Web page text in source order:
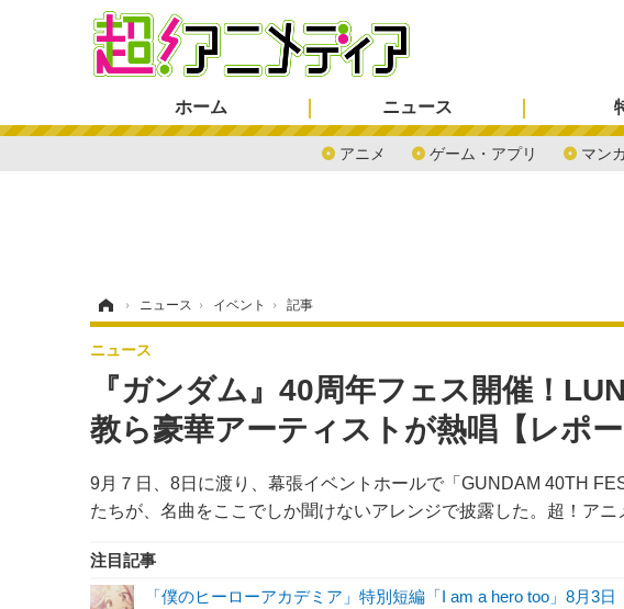
ホーム ニュース
アニメ ゲーム・アプリ マン
› ニュース › イベント › 記事
『ガンダム』40周年フェス開催！
教ら豪華アーティストが熱唱【レポー
9月７日、8日に渡り、幕張イベントホールで「GUNDAM 40TH
たちが、名曲をここでしか聞けないアレンジで披露した。超！ア
ニュース
注目記事
「僕のヒーローアカデミア」特別短編「I am a hero too」8月3